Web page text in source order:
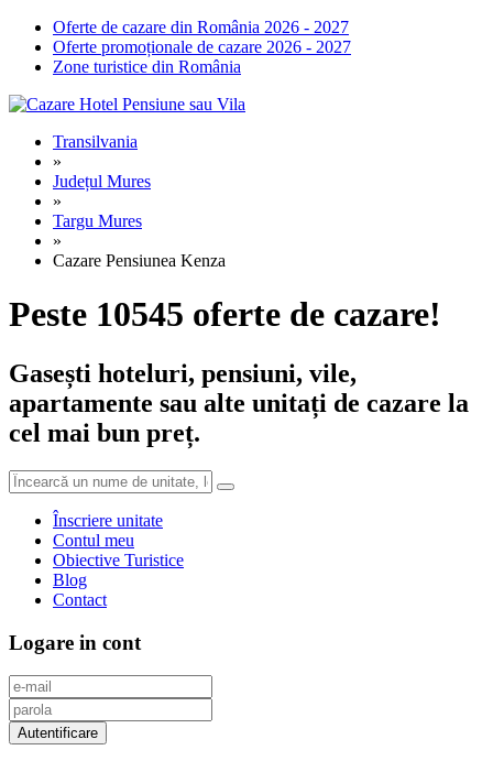
Oferte de cazare din România 2026 - 2027
Oferte promoționale de cazare 2026 - 2027
Zone turistice din România
Transilvania
»
Județul Mures
»
Targu Mures
»
Cazare Pensiunea Kenza
Peste 10545 oferte de cazare!
Gasești hoteluri, pensiuni, vile,
apartamente sau alte unitați de cazare la
cel mai bun preț.
Înscriere unitate
Contul meu
Obiective Turistice
Blog
Contact
Logare in cont